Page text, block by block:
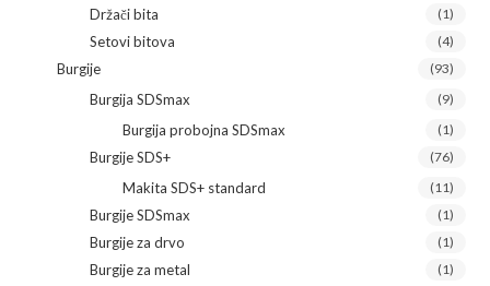
Držači bita (1)
Setovi bitova (4)
Burgije (93)
Burgija SDSmax (9)
Burgija probojna SDSmax (1)
Burgije SDS+ (76)
Makita SDS+ standard (11)
Burgije SDSmax (1)
Burgije za drvo (1)
Burgije za metal (1)